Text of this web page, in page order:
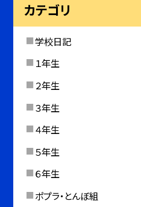
カテゴリ
学校日記
１年生
２年生
３年生
４年生
５年生
６年生
ポプラ・とんぼ組